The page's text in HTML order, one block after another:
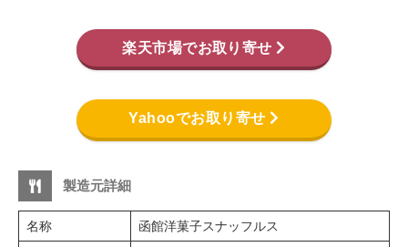
楽天市場でお取り寄せ
Yahooでお取り寄せ
製造元詳細
名称 函館洋菓子スナッフルス